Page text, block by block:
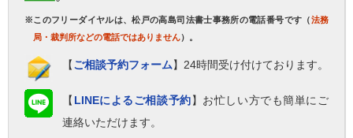
※このフリーダイヤルは、松戸の高島司法書士事務所の電話番号です（法務
局・裁判所などの電話ではありません）。
【ご相談予約フォーム】24時間受け付けております。
【 LINEによるご相談予約】お忙しい方でも簡単にご
連絡いただけます。